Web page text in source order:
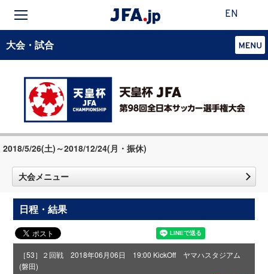
EN
大会・試合
2018/5/26(土)～2018/12/24(月・振休)
大会メニュー
日程・結果
［53］２回戦 2018年06月06日 19:00 KickOff ヤマハスタジアム
(磐田)